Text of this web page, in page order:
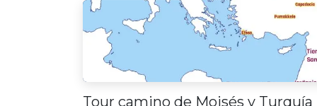
Tour camino de Moisés y Turquía